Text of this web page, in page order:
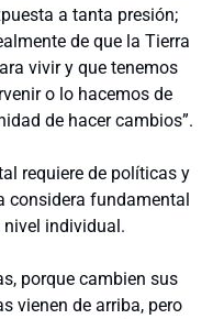
a tanta presión;
de que la Tierra
vivir y que tenemos
o lo hacemos de
de hacer cambios”.
requiere de políticas y
considera fundamental
nivel individual.
porque cambien sus
vienen de arriba, pero